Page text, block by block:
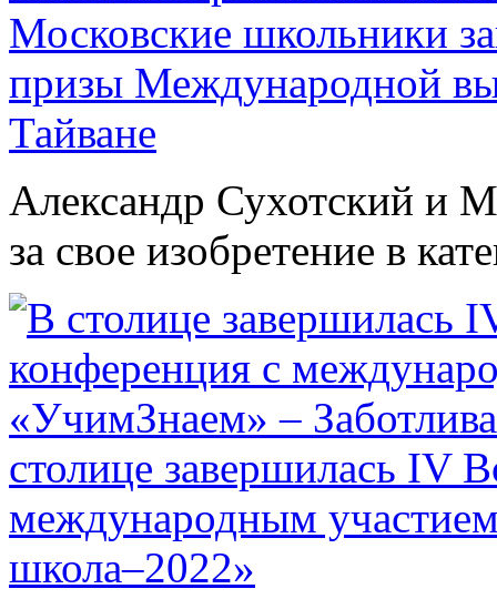
Московские школьники
призы Международной
Тайване
Александр Сухотский и
за свое изобретение в
столице завершилась IV
международным
школа–2022»